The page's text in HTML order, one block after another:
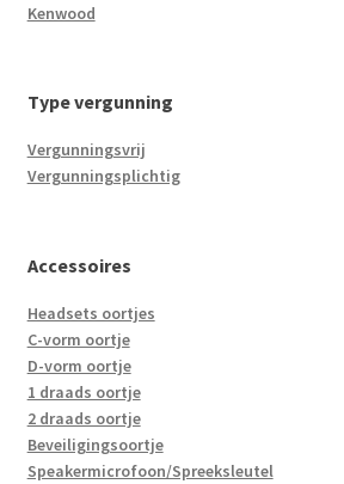
Kenwood
Type vergunning
Vergunningsvrij
Vergunningsplichtig
Accessoires
Headsets oortjes
C-vorm oortje
D-vorm oortje
1 draads oortje
2 draads oortje
Beveiligingsoortje
Speakermicrofoon/Spreeksleutel